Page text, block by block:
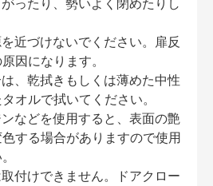
ったり、勢いよく閉めたりし
近づけないでください。扉反
因になります。
、乾拭きもしくは薄めた中性
オルで拭いてください。
などを使用すると、表面の艶
する場合がありますので使用
付けできません。ドアクロー